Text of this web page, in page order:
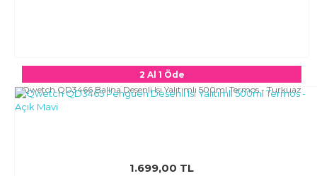
2 Al 1 Öde
Qwetch QD3466 Balina Desenli Isı Yalıtımlı 500ml Termos - Turkuaz
1.699,00 TL